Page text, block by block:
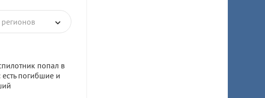
попал в
погибшие и